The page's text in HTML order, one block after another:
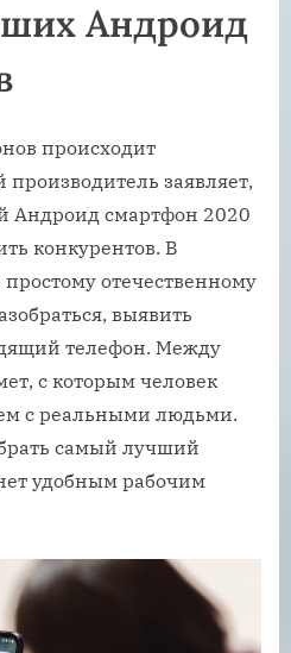
Андроид
происходит
заявляет,
Андроид смартфон 2020
конкурентов. В
отечественному
выявить
телефон. Между
с которым человек
с реальными людьми.
самый лучший
удобным рабочим